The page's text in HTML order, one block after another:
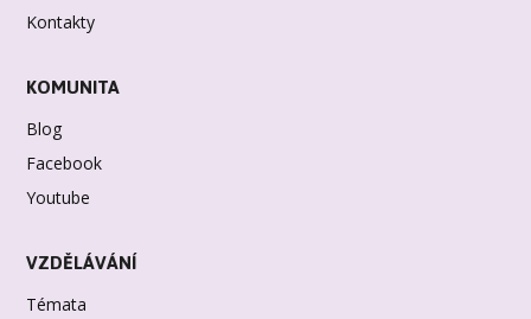
Kontakty
KOMUNITA
Blog
Facebook
Youtube
VZDĚLÁVÁNÍ
Témata